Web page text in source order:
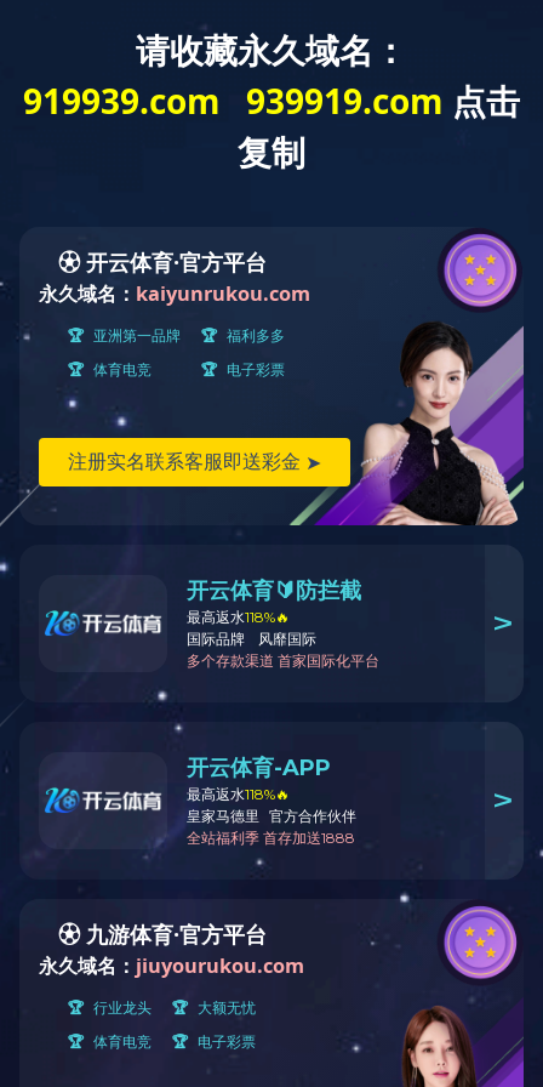
教研机构
东北经济史研究中心
机构简介 乐鱼online（中国）
学术动态